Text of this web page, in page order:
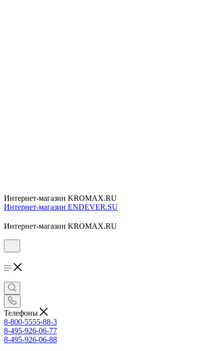
Интернет-магазин KROMAX.RU
Интернет-магазин ENDEVER.SU
Интернет-магазин KROMAX.RU
Телефоны
8-800-5555-88-3
8-495-926-06-77
8-495-926-06-88